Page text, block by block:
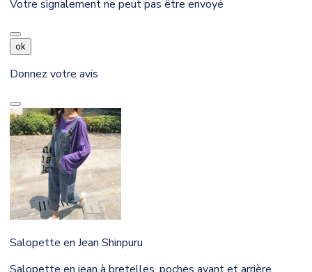
Votre signalement ne peut pas être envoyé
ok
Donnez votre avis
Salopette en Jean Shinpuru